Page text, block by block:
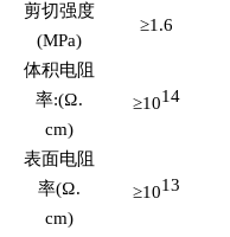
剪切强度
(MPa)
≥1.6
体积电阻
率:(Ω.
cm)
≥1014
表面电阻
率(Ω.
cm)
≥1013